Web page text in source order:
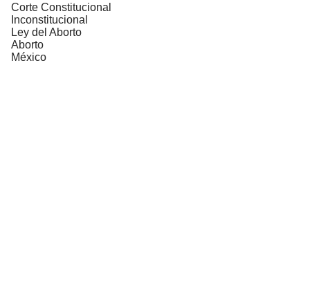
Corte Constitucional
Inconstitucional
Ley del Aborto
Aborto
México